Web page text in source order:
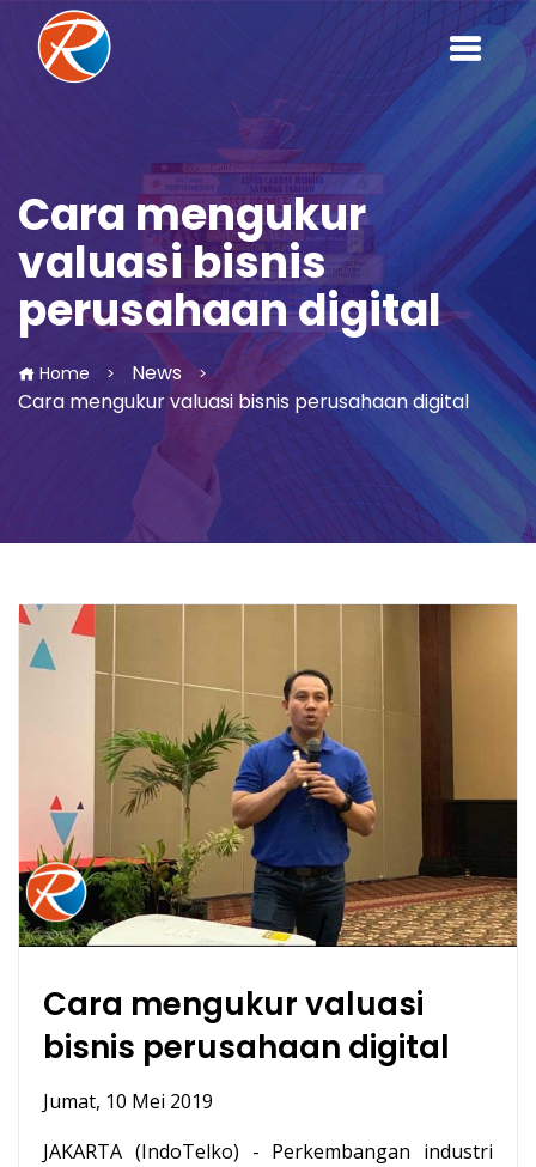
Cara mengukur
valuasi bisnis
perusahaan digital
Home > News >
Cara mengukur valuasi bisnis perusahaan digital
Cara mengukur valuasi
bisnis perusahaan digital
Jumat, 10 Mei 2019
JAKARTA (IndoTelko) - Perkembangan industri